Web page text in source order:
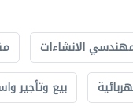
الانشاءات
بيع وتأجير